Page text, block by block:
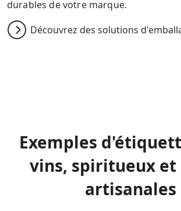
durables de votre marque.
Découvrez des solutions
Exemples
vins, spiritueux et
artisanales